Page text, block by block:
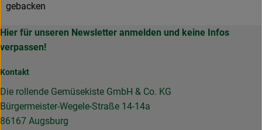
gebacken
Hier für unseren Newsletter anmelden und keine Infos
verpassen!
Kontakt
Die rollende Gemüsekiste GmbH & Co. KG
Bürgermeister-Wegele-Straße 14-14a
86167 Augsburg